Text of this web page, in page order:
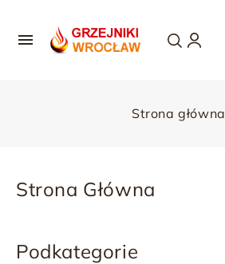

Strona główna
Strona Główna
Podkategorie